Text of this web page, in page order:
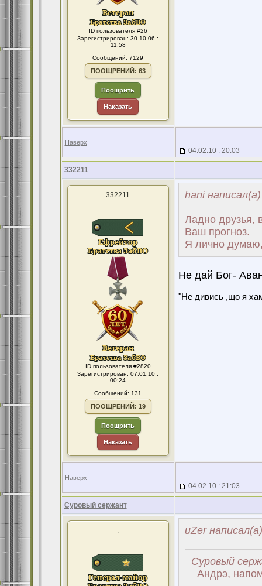
ID пользователя #26
Зарегистрирован: 30.10.06 :
11:58
Сообщений: 7129
ПООЩРЕНИЙ: 63
Поощрить
Наказать
Наверх
04.02.10 : 20:03
332211
332211
ID пользователя #2820
Зарегистрирован: 07.01.10 :
00:24
Сообщений: 131
ПООЩРЕНИЙ: 19
Поощрить
Наказать
hani написал(а)
Ладно друзья,
Ваш прогноз.
Я лично
Не дай Бог-
"Не дивись ,що я
Наверх
04.02.10 : 21:03
Суровый сержант
. uZer написал(а)
Суровый
Андрэ,